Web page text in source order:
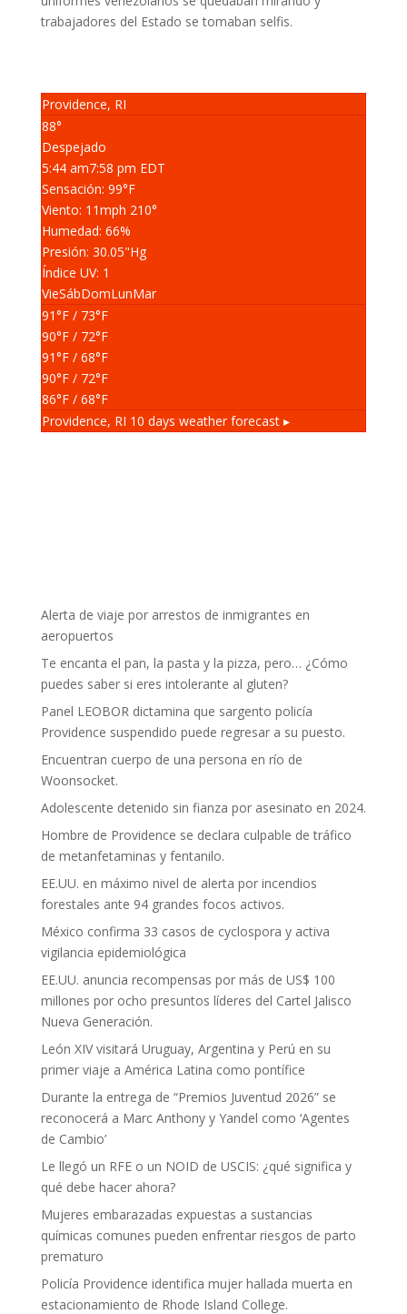
trabajadores del Estado se tomaban selfis.
Providence, RI
88°
Despejado
5:44 am7:58 pm EDT
Sensación: 99°F
Viento: 11mph 210°
Humedad: 66%
Presión: 30.05"Hg
Índice UV: 1
VieSábDomLunMar
91°F/ 73°F
90°F/ 72°F
91°F/ 68°F
90°F/ 72°F
86°F/ 68°F
Providence, RI 10 days weather forecast ▸
Alerta de viaje por arrestos de inmigrantes en
aeropuertos
Te encanta el pan, la pasta y la pizza, pero… ¿Cómo
puedes saber si eres intolerante al gluten?
Panel LEOBOR dictamina que sargento policía
Providence suspendido puede regresar a su puesto.
Encuentran cuerpo de una persona en río de
Woonsocket.
Adolescente detenido sin fianza por asesinato en 2024.
Hombre de Providence se declara culpable de tráfico
de metanfetaminas y fentanilo.
EE.UU. en máximo nivel de alerta por incendios
forestales ante 94 grandes focos activos.
México confirma 33 casos de cyclospora y activa
vigilancia epidemiológica
EE.UU. anuncia recompensas por más de US$ 100
millones por ocho presuntos líderes del Cartel Jalisco
Nueva Generación.
León XIV visitará Uruguay, Argentina y Perú en su
primer viaje a América Latina como pontífice
Durante la entrega de “Premios Juventud 2026” se
reconocerá a Marc Anthony y Yandel como ‘Agentes
de Cambio’
Le llegó un RFE o un NOID de USCIS: ¿qué significa y
qué debe hacer ahora?
Mujeres embarazadas expuestas a sustancias
químicas comunes pueden enfrentar riesgos de parto
prematuro
Policía Providence identifica mujer hallada muerta en
estacionamiento de Rhode Island College.